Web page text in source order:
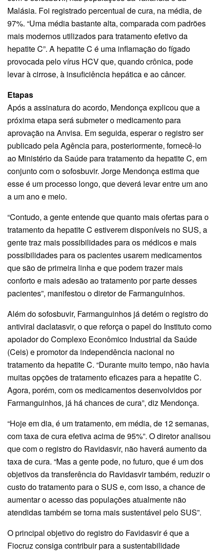
Malásia. Foi registrado percentual de cura, na média, de
97%. “Uma média bastante alta, comparada com padrões
mais modernos utilizados para tratamento efetivo da
hepatite C”. A hepatite C é uma inflamação do fígado
provocada pelo vírus HCV que, quando crônica, pode
levar à cirrose, à insuficiência hepática e ao câncer.
Etapas
Após a assinatura do acordo, Mendonça explicou que a
próxima etapa será submeter o medicamento para
aprovação na Anvisa. Em seguida, esperar o registro ser
publicado pela Agência para, posteriormente, fornecê-lo
ao Ministério da Saúde para tratamento da hepatite C, em
conjunto com o sofosbuvir. Jorge Mendonça estima que
esse é um processo longo, que deverá levar entre um ano
a um ano e meio.
“Contudo, a gente entende que quanto mais ofertas para o
tratamento da hepatite C estiverem disponíveis no SUS, a
gente traz mais possibilidades para os médicos e mais
possibilidades para os pacientes usarem medicamentos
que são de primeira linha e que podem trazer mais
conforto e mais adesão ao tratamento por parte desses
pacientes”, manifestou o diretor de Farmanguinhos.
Além do sofosbuvir, Farmanguinhos já detém o registro do
antiviral daclatasvir, o que reforça o papel do Instituto como
apoiador do Complexo Econômico Industrial da Saúde
(Ceis) e promotor da independência nacional no
tratamento da hepatite C. “Durante muito tempo, não havia
muitas opções de tratamento eficazes para a hepatite C.
Agora, porém, com os medicamentos desenvolvidos por
Farmanguinhos, já há chances de cura”, diz Mendonça.
“Hoje em dia, é um tratamento, em média, de 12 semanas,
com taxa de cura efetiva acima de 95%”. O diretor analisou
que com o registro do Ravidasvir, não haverá aumento da
taxa de cura. “Mas a gente pode, no futuro, que é um dos
objetivos da transferência do Ravidasvir também, reduzir o
custo do tratamento para o SUS e, com isso, a chance de
aumentar o acesso das populações atualmente não
atendidas também se torna mais sustentável pelo SUS”.
O principal objetivo do registro do Favidasvir é que a
Fiocruz consiga contribuir para a sustentabilidade